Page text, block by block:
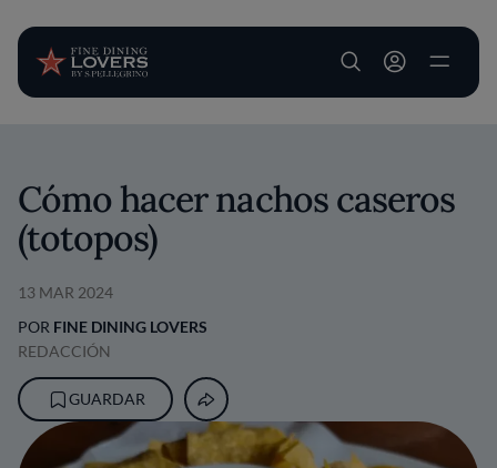
User account
Cómo hacer nachos caseros
(totopos)
13 MAR 2024
POR FINE DINING LOVERS
REDACCIÓN
GUARDAR